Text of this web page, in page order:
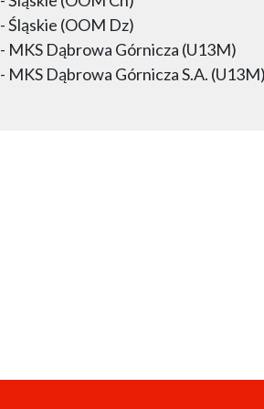
- Śląskie (OOM Dz)
- MKS Dąbrowa Górnicza (U13M)
- MKS Dąbrowa Górnicza S.A.